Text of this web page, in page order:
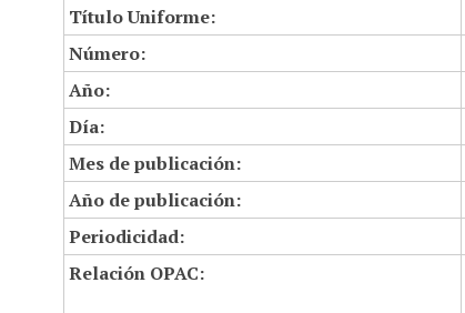
Título Uniforme:
Número:
Año:
Día:
Mes de publicación:
Año de publicación:
Periodicidad:
Relación OPAC: